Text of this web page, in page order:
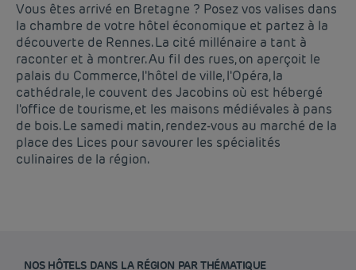
Vous êtes arrivé en Bretagne ? Posez vos valises dans
la chambre de votre hôtel économique et partez à la
découverte de Rennes. La cité millénaire a tant à
raconter et à montrer. Au fil des rues, on aperçoit le
palais du Commerce, l'hôtel de ville, l'Opéra, la
cathédrale, le couvent des Jacobins où est hébergé
l'office de tourisme, et les maisons médiévales à pans
de bois. Le samedi matin, rendez-vous au marché de la
place des Lices pour savourer les spécialités
culinaires de la région.
NOS HÔTELS DANS LA RÉGION PAR THÉMATIQUE